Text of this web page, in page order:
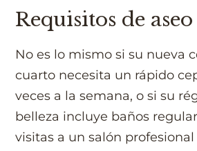
Requisitos de aseo
No es lo mismo si su nueva
cuarto necesita un rápido
veces a la semana, o si su
belleza incluye baños
visitas a un salón